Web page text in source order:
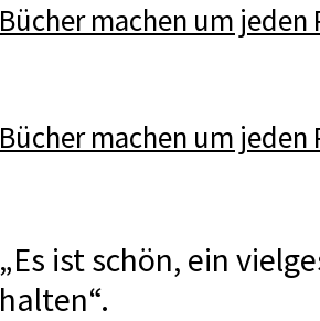
Bücher machen um jeden
Bücher machen um jeden
„Es ist schön, ein
halten“.